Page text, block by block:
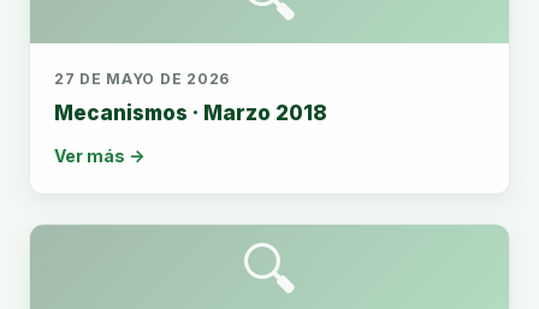
27 DE MAYO DE 2026
Mecanismos · Marzo 2018
Ver más →
🔍